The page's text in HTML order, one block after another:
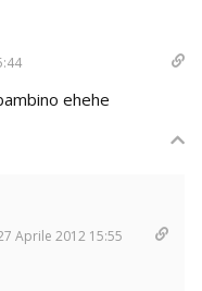
ehehe
Aprile 2012 15:55